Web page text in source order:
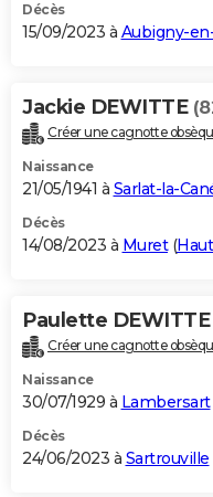
Décès
15/09/2023 à Aubigny-
Jackie DEWITTE
Créer une cagnotte
Naissance
21/05/1941 à Sarlat-la-
Décès
14/08/2023 à Muret(
Paulette DEWITTE
Créer une cagnotte
Naissance
30/07/1929 à Lambersart
Décès
24/06/2023 à Sartrouville